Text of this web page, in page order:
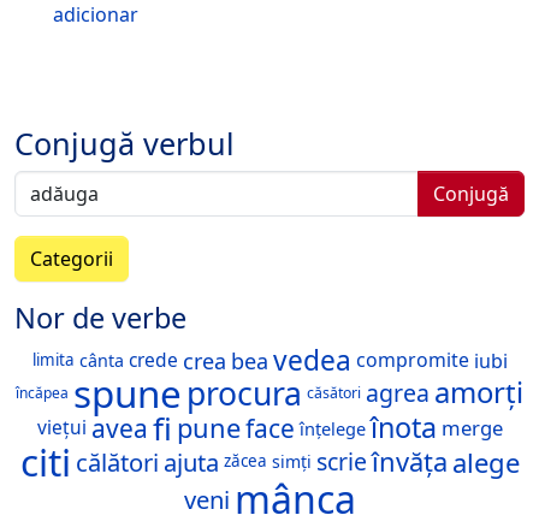
adicionar
Conjugă verbul
Conjugă
Categorii
Nor de verbe
limita cânta crede crea bea vedea compromite iubi
încăpea spuneprocura căsători agrea amorți
viețui avea fi puneface înțelege înota merge
citi călători ajuta zăcea simți scrieînvăța alege
veni mânca